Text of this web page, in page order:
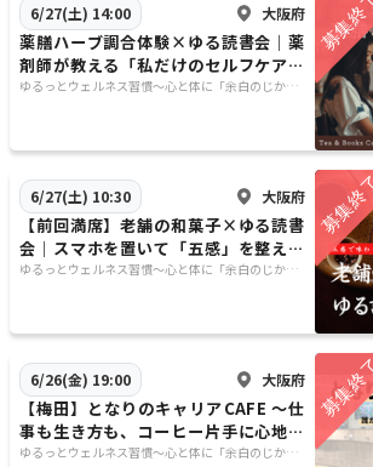
6/27(土) 14:00 大阪府
薬膳ハーブ調合体験×ゆる読書会｜薬
剤師が教える「私だけのセルフケア処
方箋」
ゆるっとウェルネス習慣〜心と体に「余白のじか
6/27(土) 10:30 大阪府
【前回満席】老舗の和菓子×ゆる読書
会｜スマホを置いて「五感」を整える
贅沢な120分
ゆるっとウェルネス習慣〜心と体に「余白のじか
6/26(金) 19:00 大阪府
【梅田】となりのキャリアCAFE 〜仕
事も生き方も、コーヒー片手に心地よ
く語る夜〜
ゆるっとウェルネス習慣〜心と体に「余白のじか